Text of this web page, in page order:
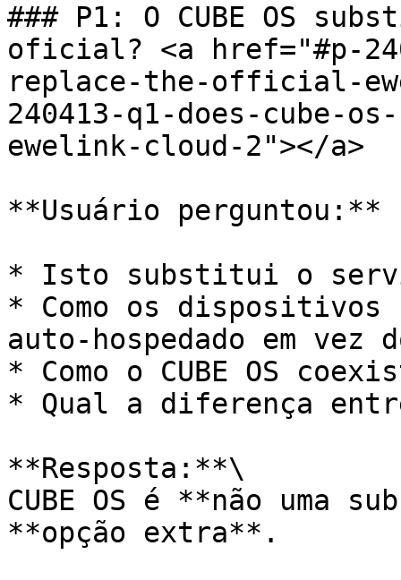
### P1: O CUBE OS
oficial? <a href="#p-
replace-the-official-
240413-q1-does-
ewelink-cloud-2"></a>
**Usuário perguntou:**
* Isto substitui o
* Como os dispositivos
auto-hospedado em
* Como o CUBE OS
* Qual a diferença
**Resposta:**\
CUBE OS é **não uma
**opção extra**.